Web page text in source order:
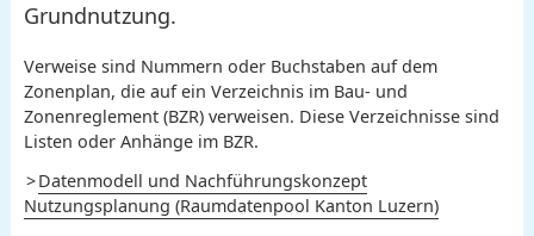
Grundnutzung.
Verweise sind Nummern oder Buchstaben auf dem
Zonenplan, die auf ein Verzeichnis im Bau- und
Zonenreglement (BZR) verweisen. Diese Verzeichnisse sind
Listen oder Anhänge im BZR.
Datenmodell und Nachführungskonzept
Nutzungsplanung (Raumdatenpool Kanton Luzern)